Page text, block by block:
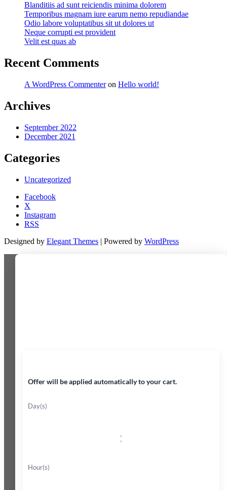
Blanditiis ad sunt reiciendis minima dolorem
Temporibus magnam iure earum nemo repudiandae
Odio labore voluptatibus sit ut dolores ut
Neque corrupti est provident
Velit est quas ab
Recent Comments
A WordPress Commenteron Hello world!
Archives
September 2022
December 2021
Categories
Uncategorized
Facebook
X
Instagram
RSS
Designed by Elegant Themes | Powered by WordPress
Offer will be applied automatically to your cart.
Day(s)
:
Hour(s)